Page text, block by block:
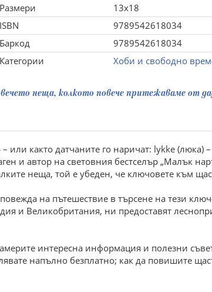
Размери
13x18
ISBN
9789542618034
Баркод
9789542618034
Категории
Хоби и свободно
неща, колкото повече притежаваме от
или както датчаните го наричат: lykke
и автор на световния бестселър „Малък
неща, той е убеден, че ключовете към
на пътешествие в търсене на тези
и Великобритания, ни предоставят
интересна информация и полезни
напълно безплатно; как да повишите